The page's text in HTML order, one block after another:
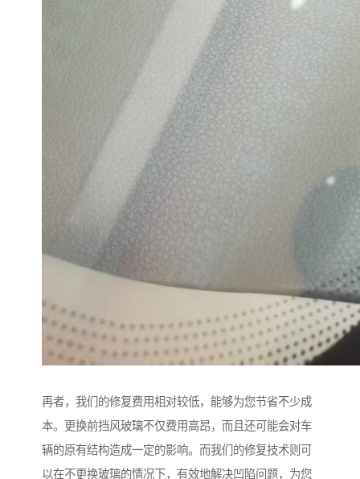
再者，我们的修复费用相对较低，能够为您节省不少成
本。更换前挡风玻璃不仅费用高昂，而且还可能会对车
辆的原有结构造成一定的影响。而我们的修复技术则可
以在不更换玻璃的情况下，有效地解决凹陷问题，为您